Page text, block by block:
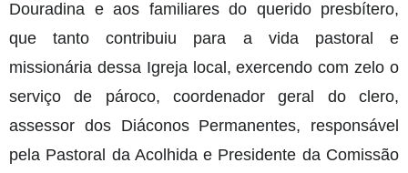
Douradina e aos familiares do querido presbítero,
que tanto contribuiu para a vida pastoral e
missionária dessa Igreja local, exercendo com zelo o
serviço de pároco, coordenador geral do clero,
assessor dos Diáconos Permanentes, responsável
pela Pastoral da Acolhida e Presidente da Comissão